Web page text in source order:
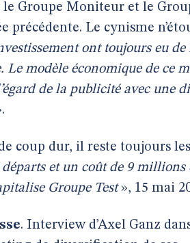
le Groupe Moniteur et le
précédente. Le cynisme
ont toujours eu de
Le modèle économique de ce
de la publicité avec une
coup dur, il reste toujours
et un coût de 9 millions
Groupe Test», 15 mai
. Interview d’Axel Ganz